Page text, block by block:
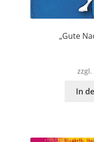
„Gute
zzgl.
In